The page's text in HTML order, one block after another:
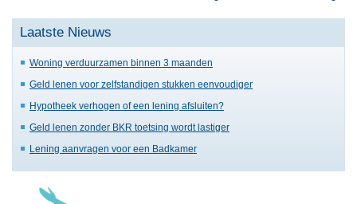
Laatste Nieuws
Woning verduurzamen binnen 3 maanden
Geld lenen voor zelfstandigen stukken eenvoudiger
Hypotheek verhogen of een lening afsluiten?
Geld lenen zonder BKR toetsing wordt lastiger
Lening aanvragen voor een Badkamer